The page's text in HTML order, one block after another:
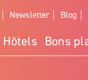
Newsletter Blog
Hôtels Bons